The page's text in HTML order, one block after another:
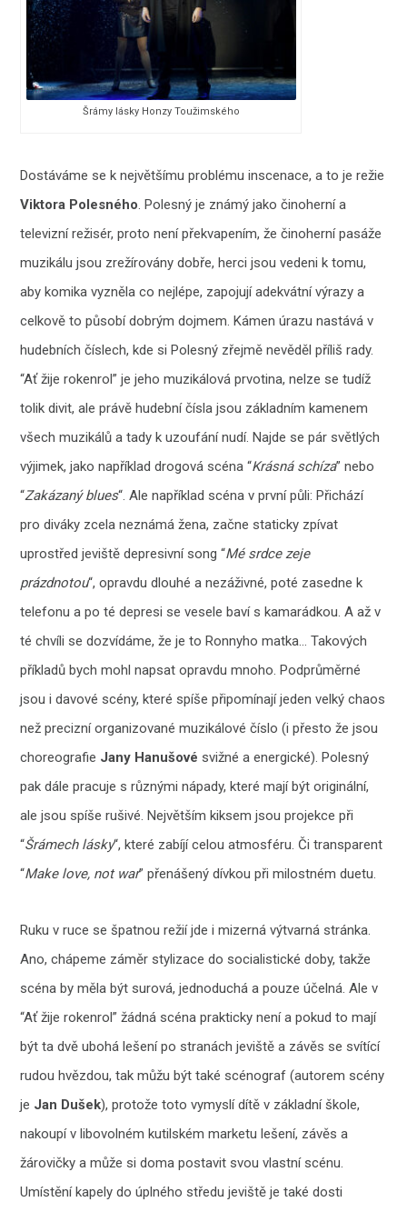
Šrámy lásky Honzy Toužimského
Dostáváme se k největšímu problému inscenace, a to je režie
Viktora Polesného. Polesný je známý jako činoherní a
televizní režisér, proto není překvapením, že činoherní pasáže
muzikálu jsou zrežírovány dobře, herci jsou vedeni k tomu,
aby komika vyzněla co nejlépe, zapojují adekvátní výrazy a
celkově to působí dobrým dojmem. Kámen úrazu nastává v
hudebních číslech, kde si Polesný zřejmě nevěděl příliš rady.
“Ať žije rokenrol” je jeho muzikálová prvotina, nelze se tudíž
tolik divit, ale právě hudební čísla jsou základním kamenem
všech muzikálů a tady k uzoufání nudí. Najde se pár světlých
výjimek, jako například drogová scéna “Krásná schíza” nebo
“Zakázaný blues“. Ale například scéna v první půli: Přichází
pro diváky zcela neznámá žena, začne staticky zpívat
uprostřed jeviště depresivní song “Mé srdce zeje
prázdnotou“, opravdu dlouhé a nezáživné, poté zasedne k
telefonu a po té depresi se vesele baví s kamarádkou. A až v
té chvíli se dozvídáme, že je to Ronnyho matka… Takových
příkladů bych mohl napsat opravdu mnoho. Podprůměrné
jsou i davové scény, které spíše připomínají jeden velký chaos
než precizní organizované muzikálové číslo (i přesto že jsou
choreografie Jany Hanušové svižné a energické). Polesný
pak dále pracuje s různými nápady, které mají být originální,
ale jsou spíše rušivé. Největším kiksem jsou projekce při
“Šrámech lásky“, které zabíjí celou atmosféru. Či transparent
“Make love, not war” přenášený dívkou při milostném duetu.
Ruku v ruce se špatnou režií jde i mizerná výtvarná stránka.
Ano, chápeme záměr stylizace do socialistické doby, takže
scéna by měla být surová, jednoduchá a pouze účelná. Ale v
“Ať žije rokenrol” žádná scéna prakticky není a pokud to mají
být ta dvě ubohá lešení po stranách jeviště a závěs se svítící
rudou hvězdou, tak můžu být také scénograf (autorem scény
je Jan Dušek), protože toto vymyslí dítě v základní škole,
nakoupí v libovolném kutilském marketu lešení, závěs a
žárovičky a může si doma postavit svou vlastní scénu.
Umístění kapely do úplného středu jeviště je také dosti